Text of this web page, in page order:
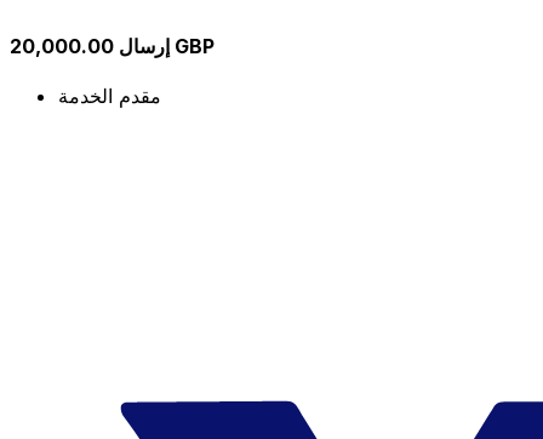
إرسال 20,000.00 GBP
مقدم الخدمة